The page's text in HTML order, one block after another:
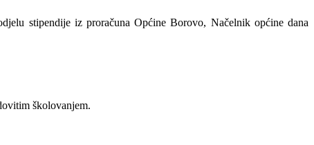
stipendije iz proračuna Općine Borovo, Načelnik općine dana
školovanjem.